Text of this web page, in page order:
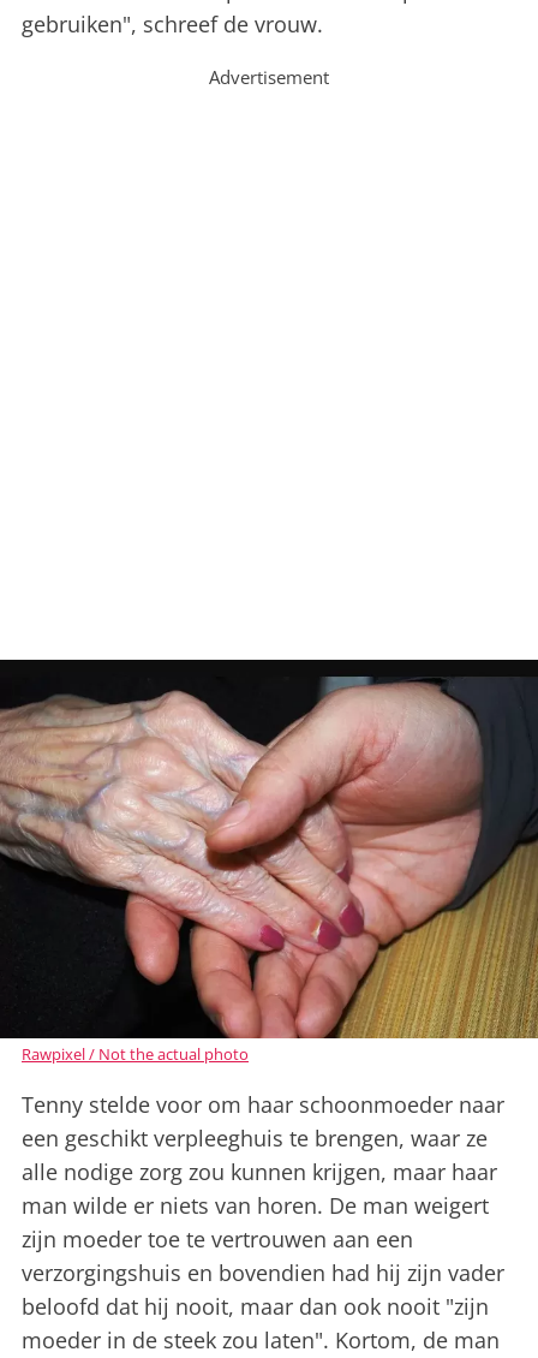
gebruiken", schreef de vrouw.
Advertisement
Rawpixel / Not the actual photo
Tenny stelde voor om haar schoonmoeder naar
een geschikt verpleeghuis te brengen, waar ze
alle nodige zorg zou kunnen krijgen, maar haar
man wilde er niets van horen. De man weigert
zijn moeder toe te vertrouwen aan een
verzorgingshuis en bovendien had hij zijn vader
beloofd dat hij nooit, maar dan ook nooit "zijn
moeder in de steek zou laten". Kortom, de man